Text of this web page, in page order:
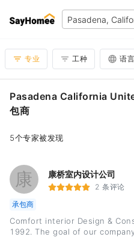
专业 工种 语言
Pasadena California
包商
5个专家被发现
康 康桥室内设计公司
2 条评论
承包商
Comfort interior Design &
1992. The goal of our